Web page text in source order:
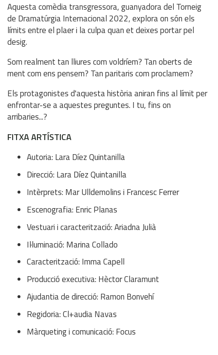
Aquesta comèdia transgressora, guanyadora del Torneig
de Dramatúrgia Internacional 2022, explora on són els
límits entre el plaer i la culpa quan et deixes portar pel
desig.
Som realment tan lliures com voldríem? Tan oberts de
ment com ens pensem? Tan paritaris com proclamem?
Els protagonistes d'aquesta història aniran fins al límit per
enfrontar-se a aquestes preguntes. I tu, fins on
arribaries...?
FITXA ARTÍSTICA
Autoria: Lara Díez Quintanilla
Direcció: Lara Díez Quintanilla
Intèrprets: Mar Ulldemolins i Francesc Ferrer
Escenografia: Enric Planas
Vestuari i caracterització: Ariadna Julià
Il·luminació: Marina Collado
Caracterització: Imma Capell
Producció executiva: Hèctor Claramunt
Ajudantia de direcció: Ramon Bonvehí
Regidoria: Cl+audia Navas
Màrqueting i comunicació: Focus